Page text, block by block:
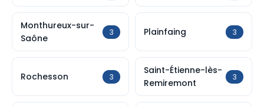
Monthureux-sur-
Saône
3 Plainfaing 3
Rochesson 3
Saint-Étienne-lès-
Remiremont
3